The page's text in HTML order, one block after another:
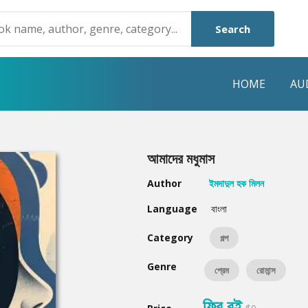
Search
HOME
Humayun Ahmed
Mouri Morium
Hot & New
আমাদের মধুমাস
Author
ইমদাদুল হক মিলন
Language
বাংলা
Category গল্প
Genre প্রেম রোমান্স